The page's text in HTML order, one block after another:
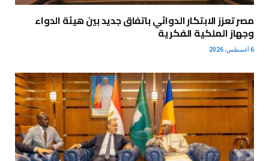
مصر تعزز الابتكار الدوائي باتفاق جديد بين هيئة الدواء
وجهاز الملكية الفكرية
6 أغسطس، 2026